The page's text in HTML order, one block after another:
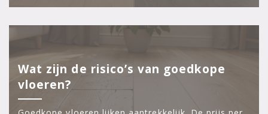
Wat zijn de risico’s van goedkope
vloeren?